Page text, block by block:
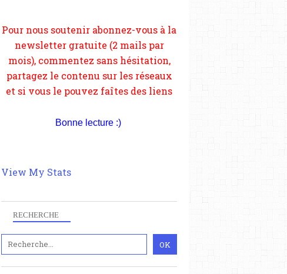
RECHERCHE
et si vous le pouvez faîtes des liens
depuis votre site.
Bonne lecture :)
View My Stats